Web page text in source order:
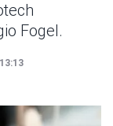
Fogel.